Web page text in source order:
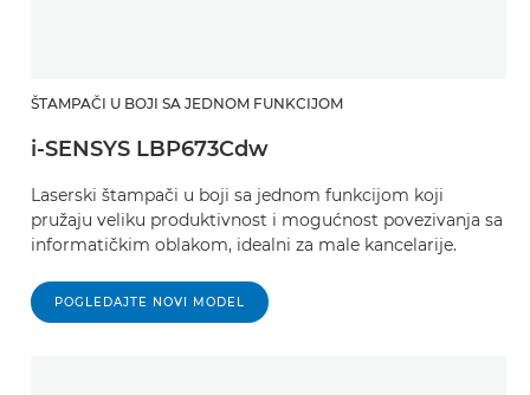
ŠTAMPAČI U BOJI SA JEDNOM FUNKCIJOM
i-SENSYS LBP673Cdw
Laserski štampači u boji sa jednom funkcijom koji
pružaju veliku produktivnost i mogućnost povezivanja sa
informatičkim oblakom, idealni za male kancelarije.
POGLEDAJTE NOVI MODEL